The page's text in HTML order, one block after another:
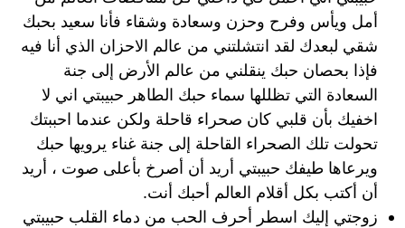
أمل ويأس وفرح وحزن وسعادة وشقاء فأنا سعيد بحبك
شقي لبعدك لقد انتشلتني من عالم الاحزان الذي أنا فيه
فإذا بحصان حبك ينقلني من عالم الأرض إلى جنة
السعادة التي تظللها سماء حبك الطاهر حبيبتي اني لا
اخفيك بأن قلبي كان صحراء قاحلة ولكن عندما احببتك
تحولت تلك الصحراء القاحلة إلى جنة غناء يرويها حبك
ويرعاها طيفك حبيبتي أريد أن أصرخ بأعلى صوت ، أريد
أن أكتب بكل أقلام العالم أحبك أنت.
زوجتي إليك اسطر أحرف الحب من دماء القلب حبيبتي